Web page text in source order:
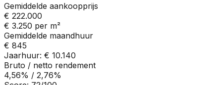
Gemiddelde aankoopprijs
€ 222.000
€ 3.250 per m²
Gemiddelde maandhuur
€ 845
Jaarhuur: € 10.140
Bruto / netto rendement
4,56% / 2,76%